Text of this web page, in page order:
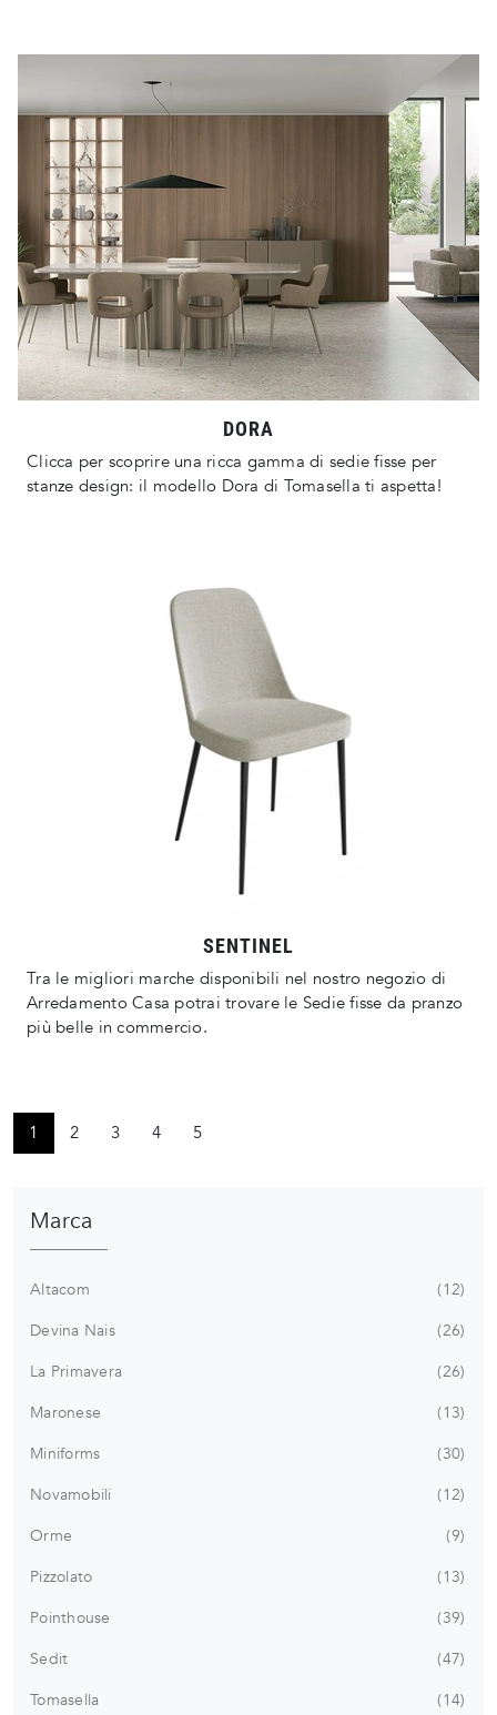
DORA
Clicca per scoprire una ricca gamma di sedie fisse per
stanze design: il modello Dora di Tomasella ti aspetta!
SENTINEL
Tra le migliori marche disponibili nel nostro negozio di
Arredamento Casa potrai trovare le Sedie fisse da pranzo
più belle in commercio.
1 2 3 4 5
Marca
Altacom
12
Devina Nais
26
La Primavera
26
Maronese
13
Miniforms
30
Novamobili
12
Orme
9
Pizzolato
13
Pointhouse
39
Sedit
47
Tomasella
14